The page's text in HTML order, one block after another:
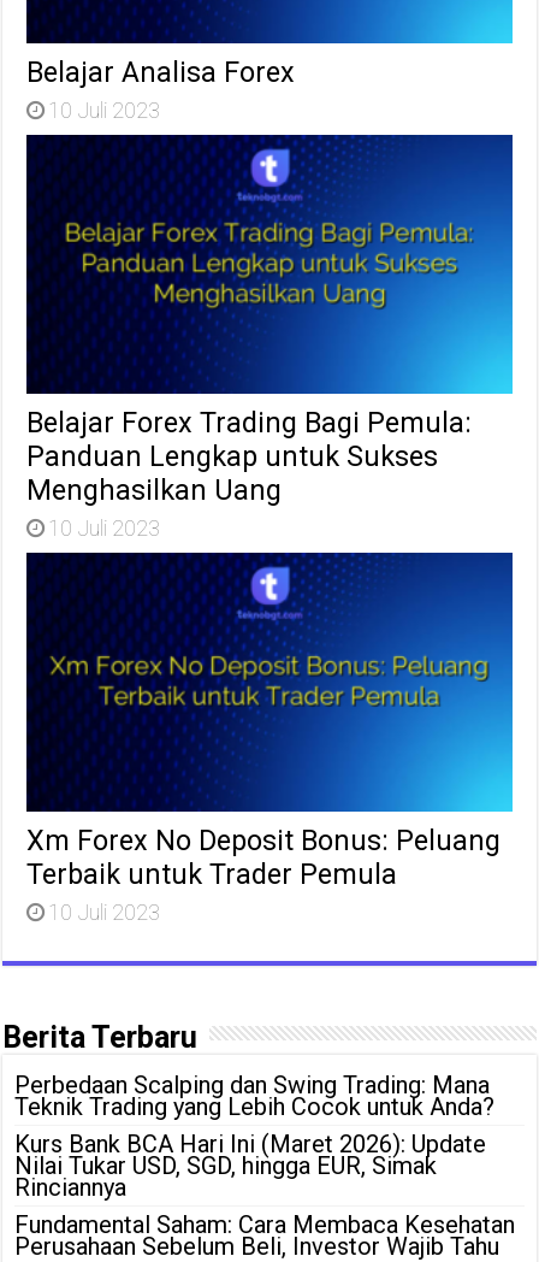
Belajar Analisa Forex
10 Juli 2023
Belajar Forex Trading Bagi Pemula:
Panduan Lengkap untuk Sukses
Menghasilkan Uang
10 Juli 2023
Xm Forex No Deposit Bonus: Peluang
Terbaik untuk Trader Pemula
10 Juli 2023
Berita Terbaru
Perbedaan Scalping dan Swing Trading: Mana
Teknik Trading yang Lebih Cocok untuk Anda?
Kurs Bank BCA Hari Ini (Maret 2026): Update
Nilai Tukar USD, SGD, hingga EUR, Simak
Rinciannya
Fundamental Saham: Cara Membaca Kesehatan
Perusahaan Sebelum Beli, Investor Wajib Tahu